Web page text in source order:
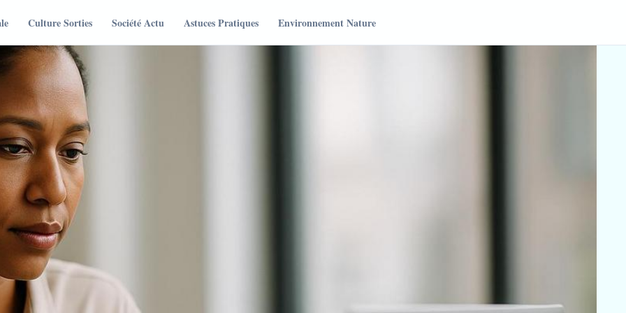
Culture Sorties Société Actu Astuces Pratiques Environnement Nature